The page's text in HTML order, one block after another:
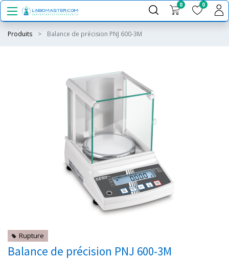
0 0
Produits Balance de précision PNJ 600-3M
Rupture
Balance de précision PNJ 600-3M